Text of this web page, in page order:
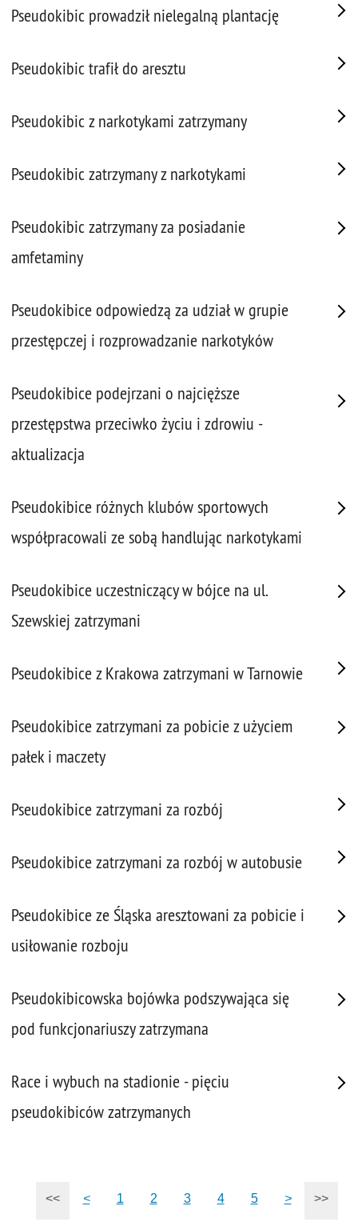
Pseudokibic prowadził nielegalną plantację
Pseudokibic trafił do aresztu
Pseudokibic z narkotykami zatrzymany
Pseudokibic zatrzymany z narkotykami
Pseudokibic zatrzymany za posiadanie
amfetaminy
Pseudokibice odpowiedzą za udział w grupie
przestępczej i rozprowadzanie narkotyków
Pseudokibice podejrzani o najcięższe
przestępstwa przeciwko życiu i zdrowiu -
aktualizacja
Pseudokibice różnych klubów sportowych
współpracowali ze sobą handlując narkotykami
Pseudokibice uczestniczący w bójce na ul.
Szewskiej zatrzymani
Pseudokibice z Krakowa zatrzymani w Tarnowie
Pseudokibice zatrzymani za pobicie z użyciem
pałek i maczety
Pseudokibice zatrzymani za rozbój
Pseudokibice zatrzymani za rozbój w autobusie
Pseudokibice ze Śląska aresztowani za pobicie i
usiłowanie rozboju
Pseudokibicowska bojówka podszywająca się
pod funkcjonariuszy zatrzymana
Race i wybuch na stadionie - pięciu
pseudokibiców zatrzymanych
<< < 1 2 3 4 5 > >>